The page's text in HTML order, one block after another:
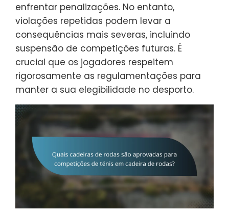
enfrentar penalizações. No entanto,
violações repetidas podem levar a
consequências mais severas, incluindo
suspensão de competições futuras. É
crucial que os jogadores respeitem
rigorosamente as regulamentações para
manter a sua elegibilidade no desporto.